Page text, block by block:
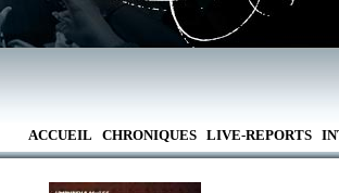
ACCUEIL CHRONIQUES LIVE-REPORTS